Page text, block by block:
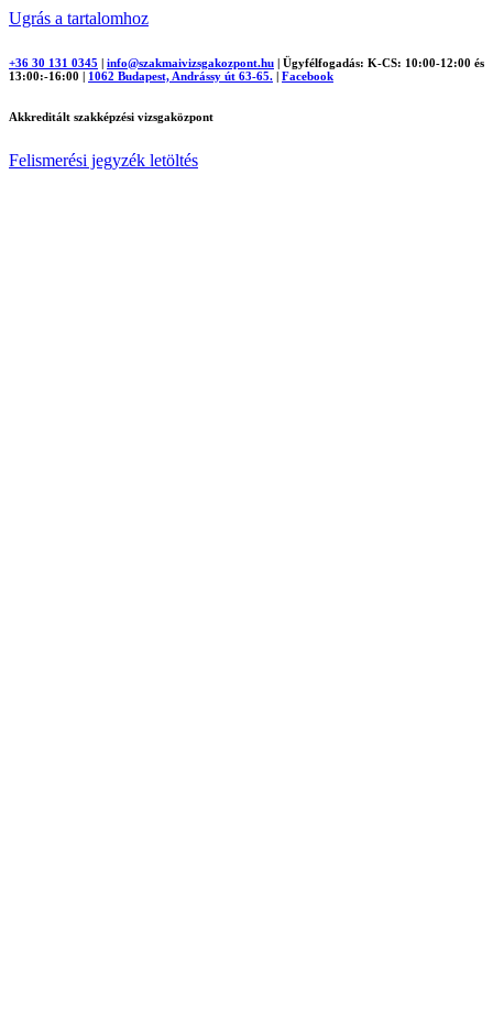
Ugrás a tartalomhoz
+36 30 131 0345 | info@szakmaivizsgakozpont.hu | Ügyfélfogadás: K-CS: 10:00-12:00 és
13:00:-16:00 | 1062 Budapest, Andrássy út 63-65. | Facebook
Akkreditált szakképzési vizsgaközpont
Felismerési jegyzék letöltés